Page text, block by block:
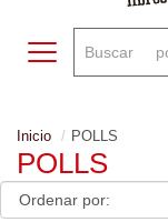
Toggle navigation
Inicio POLLS
POLLS